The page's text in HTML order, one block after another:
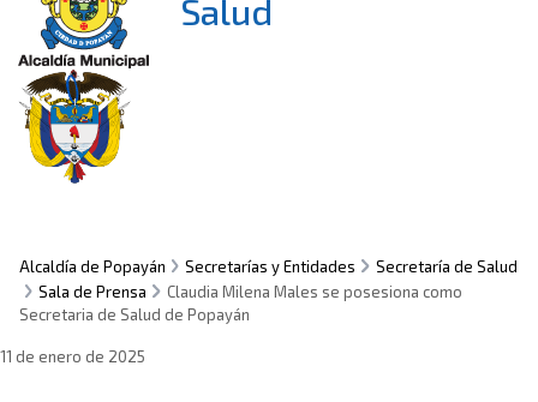
Salud
Alcaldía de Popayán Secretarías y Entidades
Secretaría de Salud
Sala de Prensa
Claudia Milena Males se posesiona como
Secretaria de Salud de Popayán
11 de enero de 2025